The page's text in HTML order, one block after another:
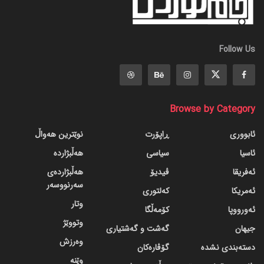
Follow Us
Browse by Category
ئابووری
ئاسیا
ئەفریقا
ئەمریکا
ئەورووپا
جیهان
دسته‌بندی نشده
ڕاپۆرت
سیاسی
ڤیدیۆ
کەلتوری
کۆمەڵگا
گه‌شت و گه‌شتیاری
گۆڤاره‌کان
نوێترین هەواڵ
هەڵبژاردە
هەڵبژاردەی
سەرنووسەر
وتار
وتووێژ
وەرزش
وێنە